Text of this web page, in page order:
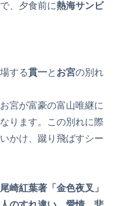
、夕食前に熱海サンビ
する貫一と お宮の別れ
宮が富豪の富山唯継に
ります。この別れに際
かけ、蹴り飛ばすシー
崎紅葉著「金色夜叉」